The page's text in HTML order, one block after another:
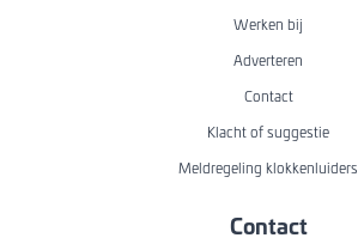
Werken bij
Adverteren
Contact
Klacht of suggestie
Meldregeling klokkenluiders
Contact